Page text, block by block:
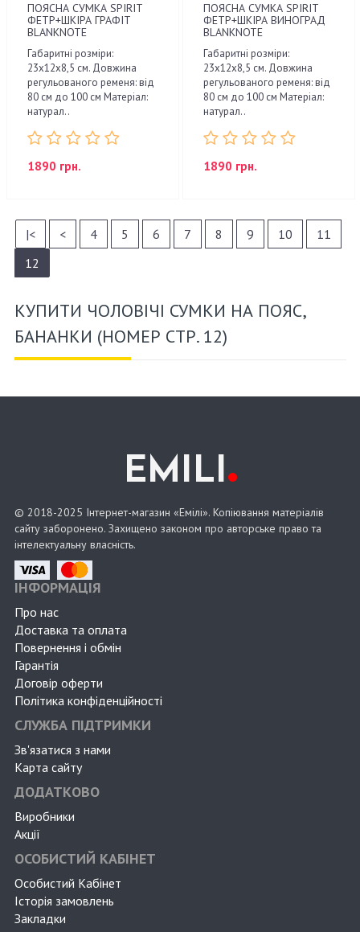
ПОЯСНА СУМКА SPIRIT
ФЕТР+ШКІРА ГРАФІТ
BLANKNOTE
Габаритні розміри:
23х12х8,5 см. Довжина
регульованого ременя: від
80 см до 100 см Матеріал:
натурал..
1890 грн.
ПОЯСНА СУМКА SPIRIT
ФЕТР+ШКІРА ВИНОГРАД
BLANKNOTE
Габаритні розміри:
23х12х8,5 см. Довжина
регульованого ременя: від
80 см до 100 см Матеріал:
натурал..
1890 грн.
|< < 4 5 6 7 8 9 10
11
12
КУПИТИ ЧОЛОВІЧІ СУМКИ НА ПОЯС,
БАНАНКИ (НОМЕР СТР. 12)
EMILI.
© 2018-2025 Інтернет-магазин «Емілі». Копіювання матеріалів
сайту заборонено. Захищено законом про авторське право та
інтелектуальну власність.
ІНФОРМАЦІЯ
Про нас
Доставка та оплата
Повернення і обмін
Гарантія
Договір оферти
Політика конфіденційності
СЛУЖБА ПІДТРИМКИ
Зв'язатися з нами
Карта сайту
ДОДАТКОВО
Виробники
Акції
ОСОБИСТИЙ КАБІНЕТ
Особистий Кабінет
Історія замовлень
Закладки